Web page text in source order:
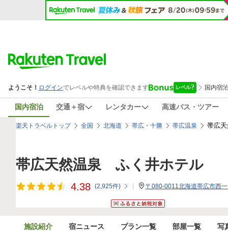
国内宿泊 交通＋宿 レンタカー 高速バス・ツアー
楽天トラベルトップ 全国 北海道 帯広・十勝 帯広温泉 帯広
帯広天然温泉 ふく井ホテル
4.38 (2,925件) 〒080-0011北海道帯広市西
施設紹介 宿ニュース プラン一覧 部屋一覧 写